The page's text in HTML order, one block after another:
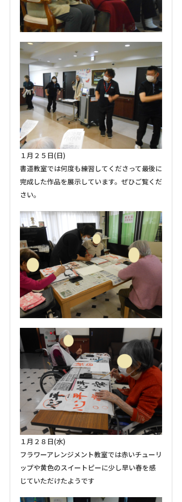
１月２５日(日)
書道教室では何度も練習してくださって最後に
完成した作品を展示しています。ぜひご覧くだ
さい。
１月２８日(水)
フラワーアレンジメント教室では赤いチューリ
ップや黄色のスイートピーに少し早い春を感
じていただけたようです